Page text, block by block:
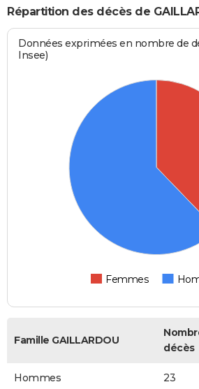
Répartition des décès de
Données exprimées en nombre de
Insee)
Femmes
Famille GAILLARDOU
décès
Hommes 23